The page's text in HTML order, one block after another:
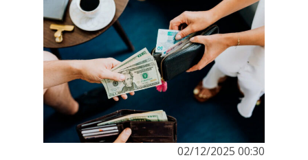
02/12/2025 00:30